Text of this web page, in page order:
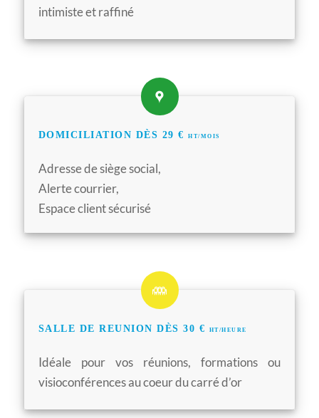
intimiste et raffiné
DOMICILIATION DÈS 29 €HT/MOIS
Adresse de siège social,
Alerte courrier,
Espace client sécurisé
SALLE DE REUNION DÈS 30 € HT/HEURE
Idéale pour vos réunions, formations ou
visioconférences au coeur du carré d’or